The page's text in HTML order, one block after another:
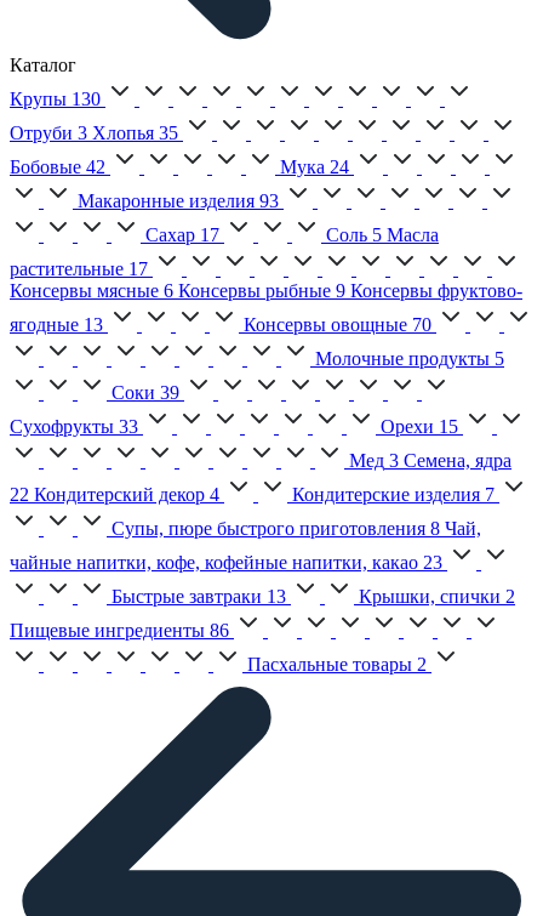
Каталог
Крупы 130
Отруби 3 Хлопья 35
Бобовые 42 Мука 24
Макаронные изделия 93
Сахар 17 Соль 5 Масла
растительные 17
Консервы мясные 6 Консервы рыбные 9 Консервы фруктово-
ягодные 13 Консервы овощные 70
Молочные продукты 5
Соки 39
Сухофрукты 33 Орехи 15
Мед 3 Семена, ядра
22 Кондитерский декор 4 Кондитерские изделия 7
Супы, пюре быстрого приготовления 8 Чай,
чайные напитки, кофе, кофейные напитки, какао 23
Быстрые завтраки 13 Крышки, спички 2
Пищевые ингредиенты 86
Пасхальные товары 2